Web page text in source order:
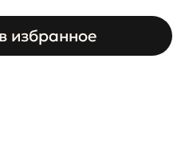
избранное